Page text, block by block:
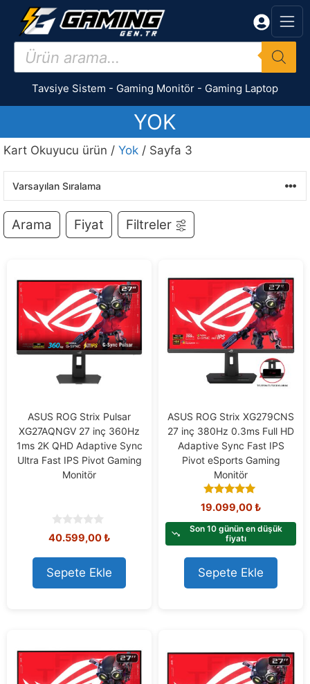
İçeriğe
Products
search
Tavsiye Sistem - Gaming Monitör - Gaming Laptop
YOK
Kart Okuyucu ürün / Yok / Sayfa 3
Arama Fiyat Filtreler
ASUS ROG Strix Pulsar
XG27AQNGV 27 inç 360Hz
1ms 2K QHD Adaptive Sync
Ultra Fast IPS Pivot Gaming
Monitör
0
o
u
t
o
f
40.599,00₺
Sepete Ekle
ASUS ROG Strix XG279CNS
27 inç 380Hz 0.3ms Full HD
Adaptive Sync Fast IPS
Pivot eSports Gaming
Monitör
5.00
out of 5
19.099,00₺
Son 10 günün en düşük
fiyatı
Sepete Ekle